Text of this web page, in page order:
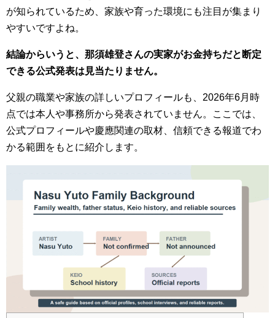
が知られているため、家族や育った環境にも注目が集まり
やすいですよね。
結論からいうと、那須雄登さんの実家がお金持ちだと断定
できる公式発表は見当たりません。
父親の職業や家族の詳しいプロフィールも、2026年6月時
点では本人や事務所から発表されていません。ここでは、
公式プロフィールや慶應関連の取材、信頼できる報道でわ
かる範囲をもとに紹介します。